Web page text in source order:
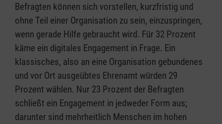
Befragten können sich vorstellen, kurzfristig und
ohne Teil einer Organisation zu sein, einzuspringen,
wenn gerade Hilfe gebraucht wird. Für 32 Prozent
käme ein digitales Engagement in Frage. Ein
klassisches, also an eine Organisation gebundenes
und vor Ort ausgeübtes Ehrenamt würden 29
Prozent wählen. Nur 23 Prozent der Befragten
schließt ein Engagement in jedweder Form aus;
darunter sind mehrheitlich Menschen im hohen